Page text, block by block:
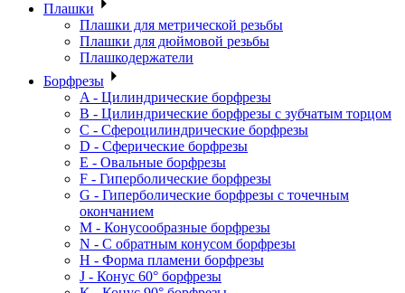
Плашки
Плашки для метрической резьбы
Плашки для дюймовой резьбы
Плашкодержатели
Борфрезы
A - Цилиндрические борфрезы
B - Цилиндрические борфрезы с зубчатым торцом
C - Сфероцилиндрические борфрезы
D - Сферические борфрезы
E - Овальные борфрезы
F - Гиперболические борфрезы
G - Гиперболические борфрезы с точечным
окончанием
M - Конусообразные борфрезы
N - С обратным конусом борфрезы
H - Форма пламени борфрезы
J - Конус 60° борфрезы